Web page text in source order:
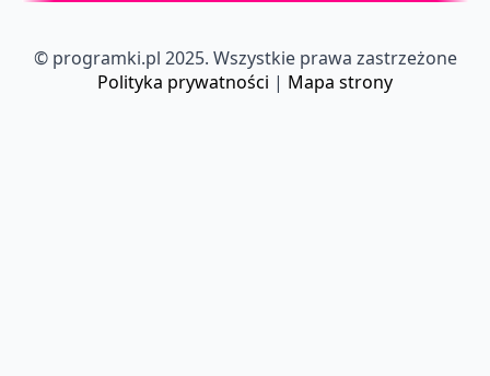
© programki.pl 2025. Wszystkie prawa zastrzeżone
Polityka prywatności | Mapa strony